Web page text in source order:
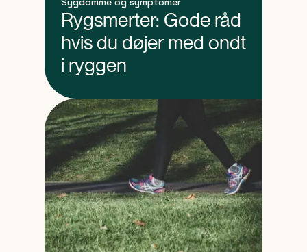
Rygsmerter: Gode råd
hvis du døjer med ondt
i ryggen